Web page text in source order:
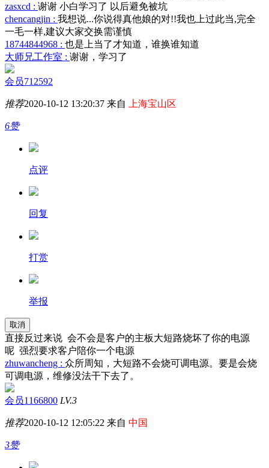
zasxcd : 谢谢 小白学习了 以后避免被坑
chencangjin : 我想说...你说得真他娘的对!!我也上过此当,完全
一毛一样,建议大家交换需谨慎
18744844968 : 也是上当了才知道，谁换谁知道
大师兄工作室 : 谢谢，学习了
会员712592
推荐2020-10-12 13:20:37 来自 上海宝山区
6赞
点评
回复
打赏
举报
取消
直接反过来说 会不会是客户的主板大短路烧坏了你的电源
呢 强烈要求客户陪你一个电源
zhuwancheng : 众所周知，大短路不会烧可调电源。要是会烧
可调电源，维修没法干下去了。
会员1166800 LV.3
推荐2020-10-12 12:05:22 来自 中国
3赞